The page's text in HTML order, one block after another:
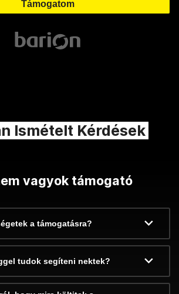
Ismételt Kérdések
vagyok támogató
a támogatásra?
tudok segíteni nektek?